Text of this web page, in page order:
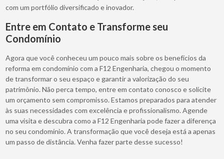
com um portfólio diversificado e inovador.
Entre em Contato e Transforme seu
Condomínio
Agora que você conheceu um pouco mais sobre os benefícios da
reforma em condomínio com a F12 Engenharia, chegou o momento
de transformar o seu espaço e garantir a valorização do seu
patrimônio. Não perca tempo, entre em contato conosco e solicite
um orçamento sem compromisso. Estamos preparados para atender
às suas necessidades com excelência e profissionalismo. Agende
uma visita e descubra como a F12 Engenharia pode fazer a diferença
no seu condomínio. A transformação que você deseja está a apenas
um passo de distância. Venha fazer parte desse sucesso!